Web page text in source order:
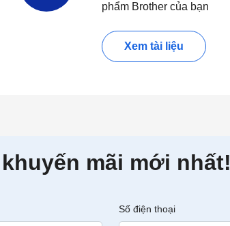
phẩm Brother của bạn
Xem tài liệu
mãi mới nhất!
Số điện thoại